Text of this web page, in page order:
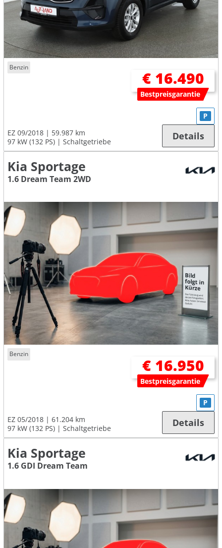
Benzin
€ 16.490
Bestpreisgarantie
EZ 09/2018
59.987 km
97 kW (132 PS)
Schaltgetriebe
P
Details
Kia Sportage
1.6 Dream Team 2WD
Benzin
€ 16.950
Bestpreisgarantie
EZ 05/2018
61.204 km
97 kW (132 PS)
Schaltgetriebe
P
Details
Kia Sportage
1.6 GDI Dream Team